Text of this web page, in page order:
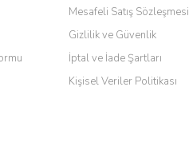
eksik bilgiler bulunuyor.
hatalar bulunuyor.
diğer sitelerden daha pahalı.
benzer farklı alternatifler olmalı.
Mesafeli Satış Sözleşmesi
Gizlilik ve Güvenlik
İptal ve İade Şartları
Kişisel Veriler Politikası